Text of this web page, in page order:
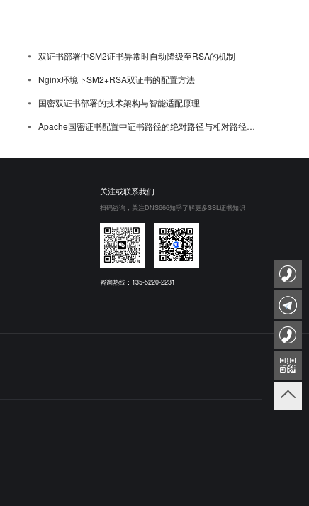
双证书部署中SM2证书异常时自动降级至RSA的机制
Nginx环境下SM2+RSA双证书的配置方法
国密双证书部署的技术架构与智能适配原理
Apache国密证书配置中证书路径的绝对路径与相对路径选择
关注或联系我们
扫码咨询，关注DNS666知乎了解更多SSL证书知识
咨询热线：135-5220-2231